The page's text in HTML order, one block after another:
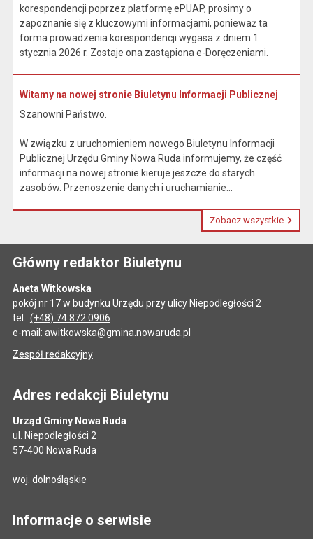
korespondencji poprzez platformę ePUAP, prosimy o
zapoznanie się z kluczowymi informacjami, ponieważ ta
forma prowadzenia korespondencji wygasa z dniem 1
stycznia 2026 r. Zostaje ona zastąpiona e-Doręczeniami.
Witamy na nowej stronie Biuletynu Informacji Publicznej
Szanowni Państwo.
W związku z uruchomieniem nowego Biuletynu Informacji
Publicznej Urzędu Gminy Nowa Ruda informujemy, że część
informacji na nowej stronie kieruje jeszcze do starych
zasobów. Przenoszenie danych i uruchamianie...
Zobacz wszystkie
Główny redaktor Biuletynu
Aneta Witkowska
pokój nr 17 w budynku Urzędu przy ulicy Niepodległości 2
tel.: (+48) 74 872 0906
e-mail: awitkowska@gmina.nowaruda.pl
Zespół redakcyjny
Adres redakcji Biuletynu
Urząd Gminy Nowa Ruda
ul. Niepodległości 2
57-400 Nowa Ruda
woj. dolnośląskie
Informacje o serwisie